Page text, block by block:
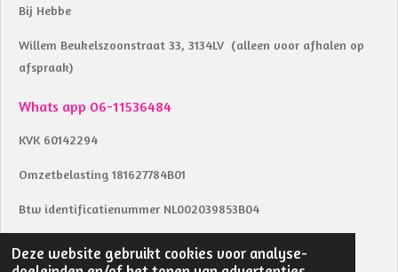
Deze website gebruikt cookies voor analyse-
Bij Hebbe
Willem Beukelszoonstraat 33, 3134LV (alleen voor afhalen op
afspraak)
Whats app 06-11536484
KVK 60142294
Omzetbelasting 181627784B01
Btw identificatienummer NL002039853B04
© 2023 - 2026 bij Hebbe